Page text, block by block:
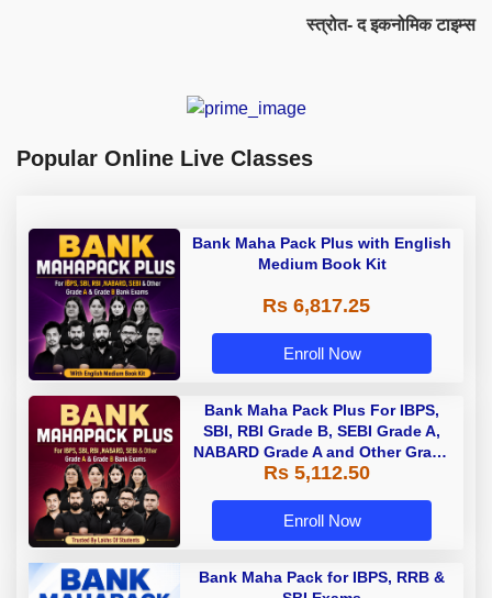
स्त्रोत- द इकनोमिक टाइम्स
Popular Online Live Classes
Bank Maha Pack Plus with English
Medium Book Kit
Rs 6,817.25
Enroll Now
Bank Maha Pack Plus For IBPS,
SBI, RBI Grade B, SEBI Grade A,
NABARD Grade A and Other Grade
A & Grade B Bank Exams
Rs 5,112.50
Enroll Now
Bank Maha Pack for IBPS, RRB &